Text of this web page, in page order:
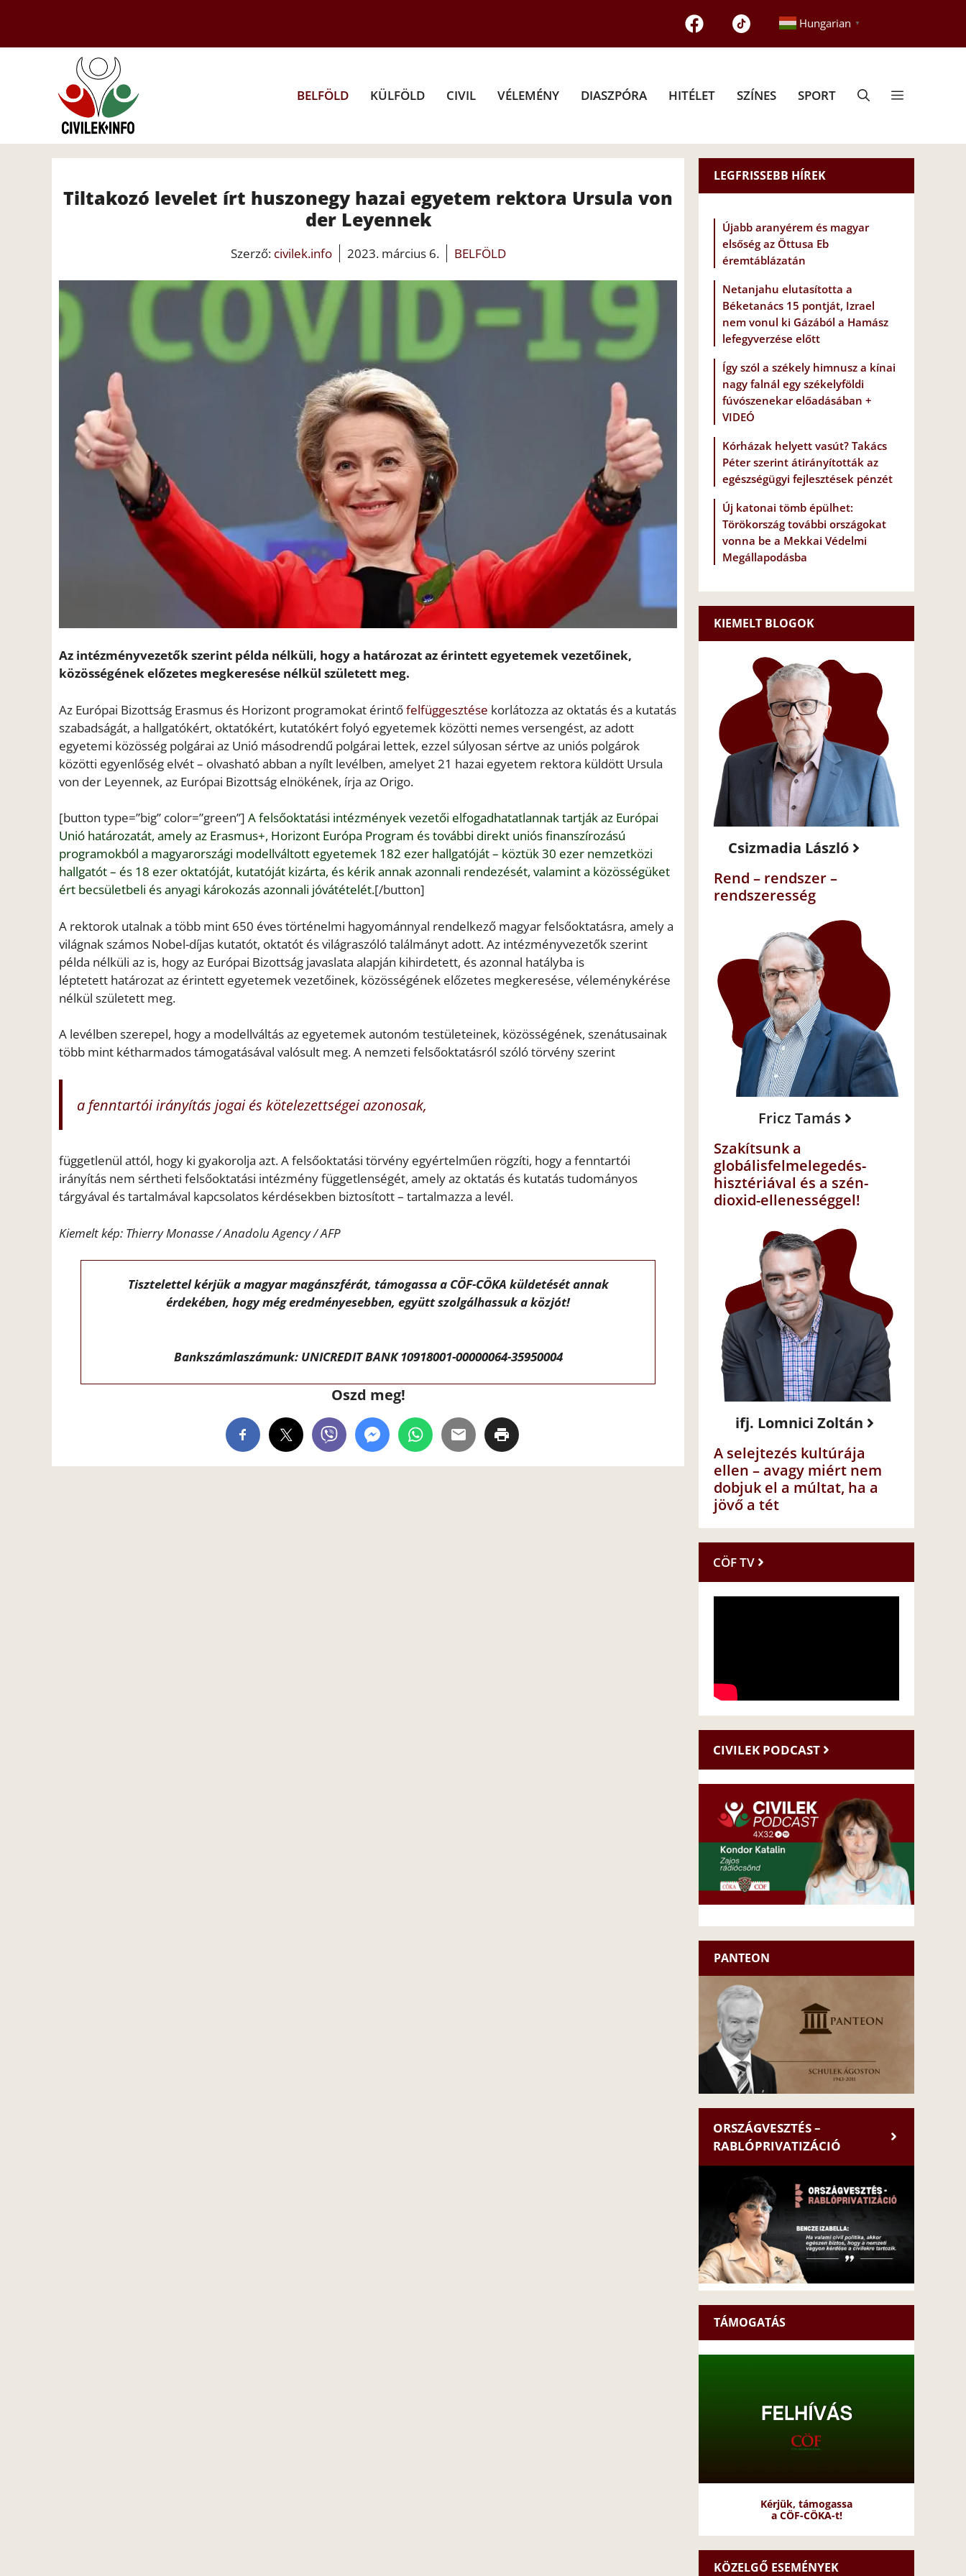
tartalomba
Hungarian ▼
BELFÖLD KÜLFÖLD CIVIL VÉLEMÉNY DIASZPÓRA HITÉLET SZÍNES SPORT
Tiltakozó levelet írt huszonegy hazai egyetem rektora Ursula von
der Leyennek
Szerző: civilek.info 2023. március 6. BELFÖLD
Az intézményvezetők szerint példa nélküli, hogy a határozat az érintett egyetemek vezetőinek,
közösségének előzetes megkeresése nélkül született meg.
Az Európai Bizottság Erasmus és Horizont programokat érintőfelfüggesztése korlátozza az oktatás és a kutatás
szabadságát, a hallgatókért, oktatókért, kutatókért folyó egyetemek közötti nemes versengést, az adott
egyetemi közösség polgárai az Unió másodrendű polgárai lettek, ezzel súlyosan sértve az uniós polgárok
közötti egyenlőség elvét – olvasható abban a nyílt levélben, amelyet 21 hazai egyetem rektora küldött Ursula
von der Leyennek, az Európai Bizottság elnökének, írja az Origo.
[button type=”big” color=”green”] A felsőoktatási intézmények vezetői elfogadhatatlannak tartják az Európai
Unió határozatát, amely az Erasmus+, Horizont Európa Program és további direkt uniós finanszírozású
programokból a magyarországi modellváltott egyetemek 182 ezer hallgatóját – köztük 30 ezer nemzetközi
hallgatót – és 18 ezer oktatóját, kutatóját kizárta, és kérik annak azonnali rendezését, valamint a közösségüket
ért becsületbeli és anyagi károkozás azonnali jóvátételét.[/button]
A rektorok utalnak a több mint 650 éves történelmi hagyománnyal rendelkező magyar felsőoktatásra, amely a
világnak számos Nobel-díjas kutatót, oktatót és világraszóló találmányt adott. Az intézményvezetők szerint
példa nélküli az is, hogy az Európai Bizottság javaslata alapján kihirdetett, és azonnal hatályba is
léptetett határozat az érintett egyetemek vezetőinek, közösségének előzetes megkeresése, véleménykérése
nélkül született meg.
A levélben szerepel, hogy a modellváltás az egyetemek autonóm testületeinek, közösségének, szenátusainak
több mint kétharmados támogatásával valósult meg. A nemzeti felsőoktatásról szóló törvény szerint
a fenntartói irányítás jogai és kötelezettségei azonosak,
függetlenül attól, hogy ki gyakorolja azt. A felsőoktatási törvény egyértelműen rögzíti, hogy a fenntartói
irányítás nem sértheti felsőoktatási intézmény függetlenségét, amely az oktatás és kutatás tudományos
tárgyával és tartalmával kapcsolatos kérdésekben biztosított – tartalmazza a levél.
Kiemelt kép: Thierry Monasse / Anadolu Agency / AFP
Tisztelettel kérjük a magyar magánszférát, támogassa a CÖF-CÖKA küldetését annak
érdekében, hogy még eredményesebben, együtt szolgálhassuk a közjót!
Bankszámlaszámunk: UNICREDIT BANK 10918001-00000064-35950004
Oszd meg!
LEGFRISSEBB HÍREK
Újabb aranyérem és magyar
elsőség az Öttusa Eb
éremtáblázatán
Netanjahu elutasította a
Béketanács 15 pontját, Izrael
nem vonul ki Gázából a Hamász
lefegyverzése előtt
Így szól a székely himnusz a kínai
nagy falnál egy székelyföldi
fúvószenekar előadásában +
VIDEÓ
Kórházak helyett vasút? Takács
Péter szerint átirányították az
egészségügyi fejlesztések pénzét
Új katonai tömb épülhet:
Törökország további országokat
vonna be a Mekkai Védelmi
Megállapodásba
KIEMELT BLOGOK
Csizmadia László
Rend – rendszer –
rendszeresség
Fricz Tamás
Szakítsunk a
globálisfelmelegedés-
hisztériával és a szén-
dioxid-ellenességgel!
ifj. Lomnici Zoltán
A selejtezés kultúrája
ellen – avagy miért nem
dobjuk el a múltat, ha a
jövő a tét
CÖF TV
CIVILEK PODCAST
PANTEON
ORSZÁGVESZTÉS –
RABLÓPRIVATIZÁCIÓ
TÁMOGATÁS
Kérjük, támogassa
a CÖF-CÖKA-t!
KÖZELGŐ ESEMÉNYEK